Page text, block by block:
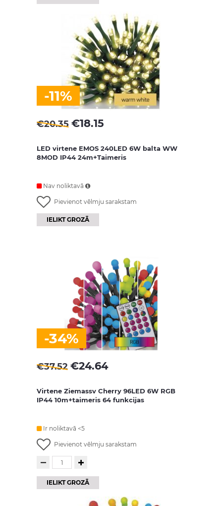
-11%
€20.35 €18.15
LED virtene EMOS 240LED 6W balta WW
8MOD IP44 24m+Taimeris
Nav noliktavā
Pievienot vēlmju sarakstam
IELIKT GROZĀ
-34%
€37.52 €24.64
Virtene Ziemassv Cherry 96LED 6W RGB
IP44 10m+taimeris 64 funkcijas
Ir noliktavā <5
Pievienot vēlmju sarakstam
IELIKT GROZĀ